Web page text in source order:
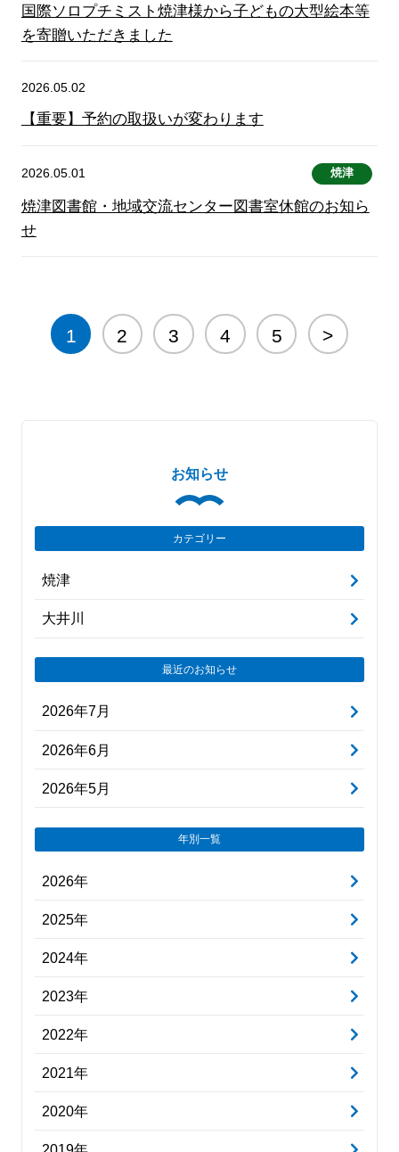
国際ソロプチミスト焼津様から子どもの大型絵本等
を寄贈いただきました
2026.05.02
【重要】予約の取扱いが変わります
2026.05.01 焼津
焼津図書館・地域交流センター図書室休館のお知ら
せ
1 2 3 4 5 >
お知らせ
カテゴリー
焼津
大井川
最近のお知らせ
2026年7月
2026年6月
2026年5月
年別一覧
2026年
2025年
2024年
2023年
2022年
2021年
2020年